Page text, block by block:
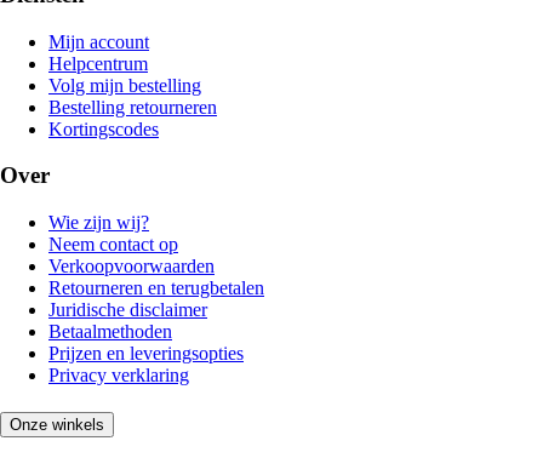
Mijn account
Helpcentrum
Volg mijn bestelling
Bestelling retourneren
Kortingscodes
Over
Wie zijn wij?
Neem contact op
Verkoopvoorwaarden
Retourneren en terugbetalen
Juridische disclaimer
Betaalmethoden
Prijzen en leveringsopties
Privacy verklaring
Onze winkels